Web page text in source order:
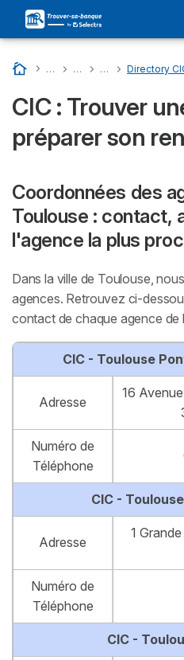
Accueil
… Liste Des Banques En
… CIC : Son Adresse
… Directory
…
Directory
CIC : Trouver
préparer son
Coordonnées des
Toulouse : contact,
l'agence la plus
Dans la ville de Toulouse,
agences. Retrouvez ci-
contact de chaque agence de
CIC - Toulouse
Adresse
16
Numéro de
Téléphone
CIC -
Adresse
1
Numéro de
Téléphone
CIC -